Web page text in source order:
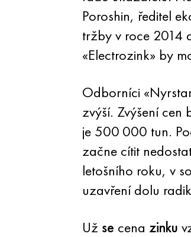
Poroshin, ředitel
tržby v roce 2014
«Electrozink» by
Odborníci
zvýší. Zvýšení
je 500 000 tun.
začne cítit
letošního roku, v
uzavření dolu
Už se cena zinku